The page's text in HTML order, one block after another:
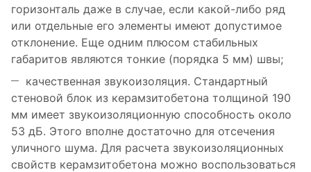
горизонталь даже в случае, если какой-либо ряд
или отдельные его элементы имеют допустимое
отклонение. Еще одним плюсом стабильных
габаритов являются тонкие (порядка 5 мм) швы;
качественная звукоизоляция. Стандартный
стеновой блок из керамзитобетона толщиной 190
мм имеет звукоизоляционную способность около
53 дБ. Этого вполне достаточно для отсечения
уличного шума. Для расчета звукоизоляционных
свойств керамзитобетона можно воспользоваться